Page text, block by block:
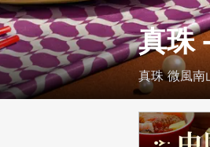
真珠
真珠 微風南